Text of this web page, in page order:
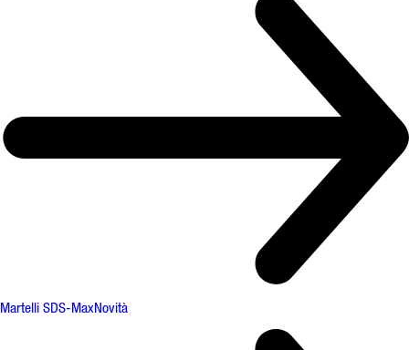
Martelli SDS-MaxNovità